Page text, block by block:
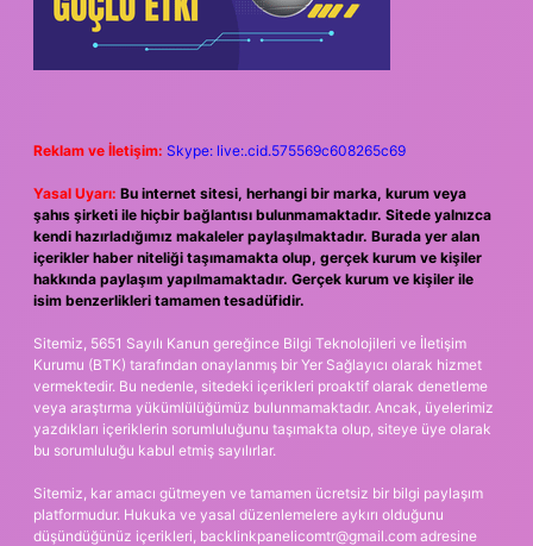
Reklam ve İletişim: Skype: live:.cid.575569c608265c69
Yasal Uyarı: Bu internet sitesi, herhangi bir marka, kurum veya
şahıs şirketi ile hiçbir bağlantısı bulunmamaktadır. Sitede yalnızca
kendi hazırladığımız makaleler paylaşılmaktadır. Burada yer alan
içerikler haber niteliği taşımamakta olup, gerçek kurum ve kişiler
hakkında paylaşım yapılmamaktadır. Gerçek kurum ve kişiler ile
isim benzerlikleri tamamen tesadüfidir.
Sitemiz, 5651 Sayılı Kanun gereğince Bilgi Teknolojileri ve İletişim
Kurumu (BTK) tarafından onaylanmış bir Yer Sağlayıcı olarak hizmet
vermektedir. Bu nedenle, sitedeki içerikleri proaktif olarak denetleme
veya araştırma yükümlülüğümüz bulunmamaktadır. Ancak, üyelerimiz
yazdıkları içeriklerin sorumluluğunu taşımakta olup, siteye üye olarak
bu sorumluluğu kabul etmiş sayılırlar.
Sitemiz, kar amacı gütmeyen ve tamamen ücretsiz bir bilgi paylaşım
platformudur. Hukuka ve yasal düzenlemelere aykırı olduğunu
düşündüğünüz içerikleri, backlinkpanelicomtr@gmail.com adresine